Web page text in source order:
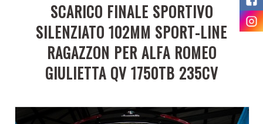
SCARICO FINALE SPORTIVO
SILENZIATO 102MM SPORT-LINE
RAGAZZON PER ALFA ROMEO
GIULIETTA QV 1750TB 235CV